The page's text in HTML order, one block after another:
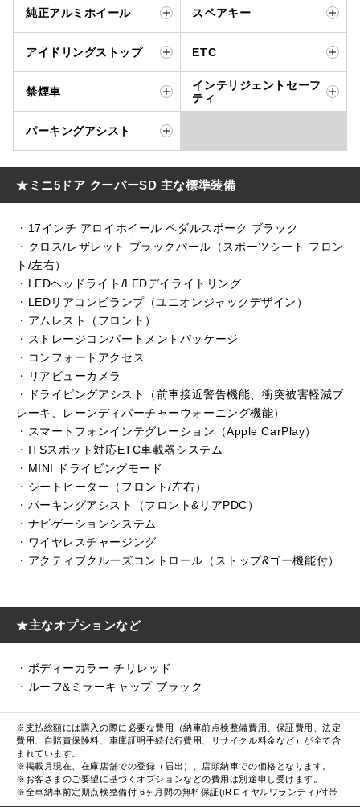
純正アルミホイール スペアキー
アイドリングストップ ETC
禁煙車
インテリジェントセーフ
ティ
パーキングアシスト
★ミニ5ドア クーパーSD 主な標準装備
・17インチ アロイホイール ペダルスポーク ブラック
・クロス/レザレット ブラックパール（スポーツシート フロン
ト/左右）
・LEDヘッドライト/LEDデイライトリング
・LEDリアコンビランプ（ユニオンジャックデザイン）
・アムレスト（フロント）
・ストレージコンパートメントパッケージ
・コンフォートアクセス
・リアビューカメラ
・ドライビングアシスト（前車接近警告機能、衝突被害軽減ブ
レーキ、レーンディパーチャーウォーニング機能）
・スマートフォンインテグレーション（Apple CarPlay）
・ITSスポット対応ETC車載器システム
・MINI ドライビングモード
・シートヒーター（フロント/左右）
・パーキングアシスト（フロント&リアPDC）
・ナビゲーションシステム
・ワイヤレスチャージング
・アクティブクルーズコントロール（ストップ&ゴー機能付）
★主なオプションなど
・ボディーカラー チリレッド
・ルーフ&ミラーキャップ ブラック
※支払総額には購入の際に必要な費用（納車前点検整備費用、保証費用、法定
費用、自賠責保険料、車庫証明手続代行費用、リサイクル料金など）が全て含
まれています。
※掲載月現在、在庫店舗での登録（届出）、店頭納車での価格となります。
※お客さまのご要望に基づくオプションなどの費用は別途申し受けます。
※全車納車前定期点検整備付 6ヶ月間の無料保証(iRロイヤルワランティ)付帯